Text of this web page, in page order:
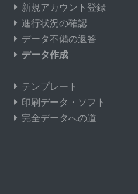
新規アカウント登録
進行状況の確認
データ不備の返答
データ作成
テンプレート
印刷データ・ソフト
完全データへの道